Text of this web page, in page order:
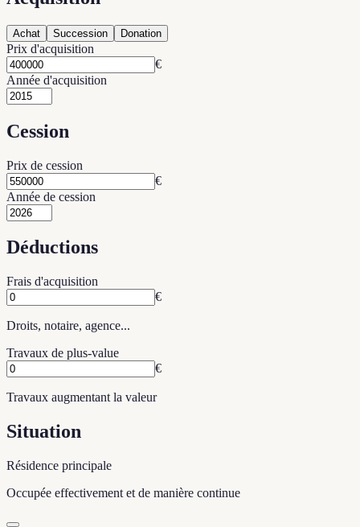
Achat Succession Donation
Prix d'acquisition
€
Année d'acquisition
Cession
Prix de cession
€
Année de cession
Déductions
Frais d'acquisition
€
Droits, notaire, agence...
Travaux de plus-value
€
Travaux augmentant la valeur
Situation
Résidence principale
Occupée effectivement et de manière continue